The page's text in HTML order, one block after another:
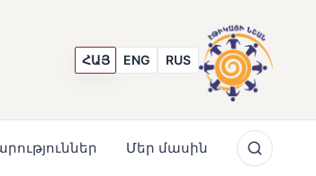
ՀԱՅ ENG RUS
Մեր մասին